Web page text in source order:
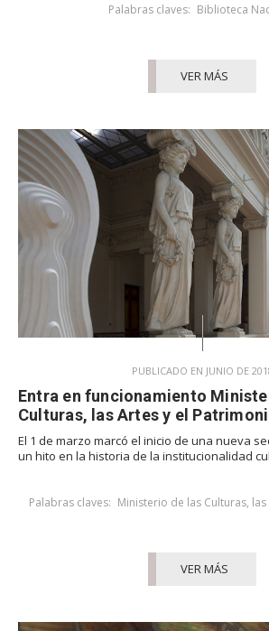
Palabras claves: Biblioteca
VER MÁS
PUBLICADO EN JUNIO DE
Entra en funcionamiento
Culturas, las Artes y el
El 1 de marzo marcó el inicio de una nueva
un hito en la historia de la institucionalidad
Palabras claves: Ministerio de las Culturas,
VER MÁS